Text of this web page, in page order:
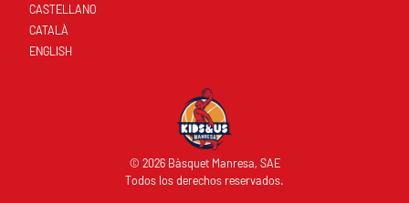
CASTELLANO
CATALÀ
ENGLISH
© 2026 Bàsquet Manresa, SAE
Todos los derechos reservados.